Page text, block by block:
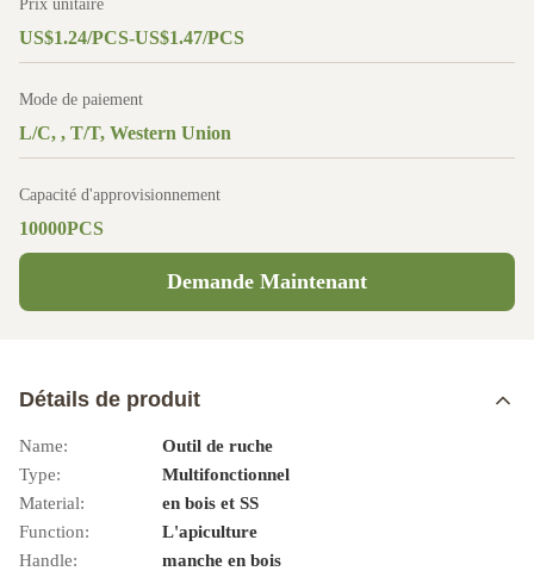
Prix unitaire
US$1.24/PCS-US$1.47/PCS
Mode de paiement
L/C, , T/T, Western Union
Capacité d'approvisionnement
10000PCS
Demande Maintenant
Détails de produit
Name:
Outil de ruche
Type:
Multifonctionnel
Material:
en bois et SS
Function:
L'apiculture
Handle:
manche en bois